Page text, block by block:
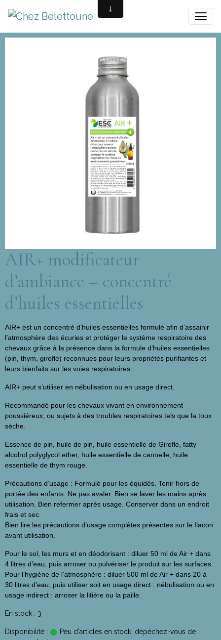
AIR+ modificateur
d’ambiance – concentré
d’huiles essentielles
AIR+ est un concentré d’huiles essentielles formulé afin d’assainir
l’atmosphère des écuries et protéger le système respiratoire des
chevaux grâce à la présence dans la formule d’huiles essentielles
(pin, thym, girofle) reconnues pour leurs propriétés purifiantes et
leurs bienfaits sur les voies respiratoires.
AIR+ peut s’utiliser en nébulisation ou en usage direct.
Recommandé pour les chevaux vivant en environnement
poussiéreux, ou sujets à des troubles respiratoires tels que la toux
sèche.
Essence de pin, huile de pin, huile essentielle de Girofle, fatty
alcohol polyglycol ether, huile essentielle de cannelle, huile
essentielle de thym rouge.
Précautions d’usage : Formulé pour les équidés. Tenir hors de
portée des enfants. Ne pas avaler. Bien se laver les mains après
utilisation. Bien refermer après usage. Conserver dans un endroit
frais et sec.
Bien lire les précautions d’usage complètes présentes sur le flacon
avant utilisation.
Pour le sol, les murs et en déodorisant : diluer 50 ml de Air + dans
4 litres d’eau, puis arroser ou pulvériser le produit sur les surfaces.
Pour l’hygiène de l’atmosphère : diluer 500 ml de Air + dans 20 à
30 litres d’eau, puis utiliser soit en usage direct : nébulisation ou en
usage indirect : arroser la litière ou la paille.
En stock : 3
Disponibilité :
Peu d'articles en stock, dépêchez-vous de